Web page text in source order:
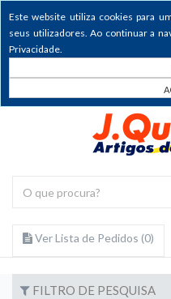
Este website utiliza cookies para
seus utilizadores. Ao continuar a
Privacidade.
Ver Lista de Pedidos (0)
FILTRO DE PESQUISA